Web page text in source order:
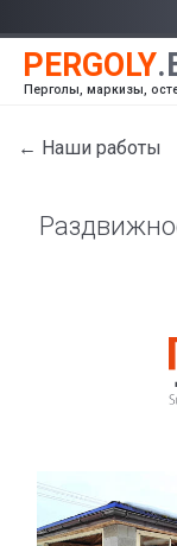
Перголы, маркизы,
← Наши работы